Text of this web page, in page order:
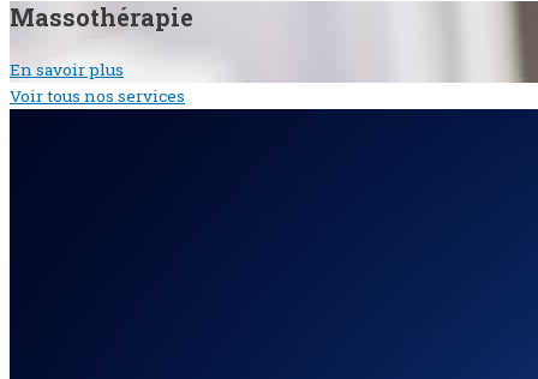
Massothérapie
En savoir plus
Voir tous nos services